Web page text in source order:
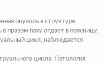
опухоль в структуре
правом паху отдает в поясницу,
цикл, наблюдается
цикла. Патология